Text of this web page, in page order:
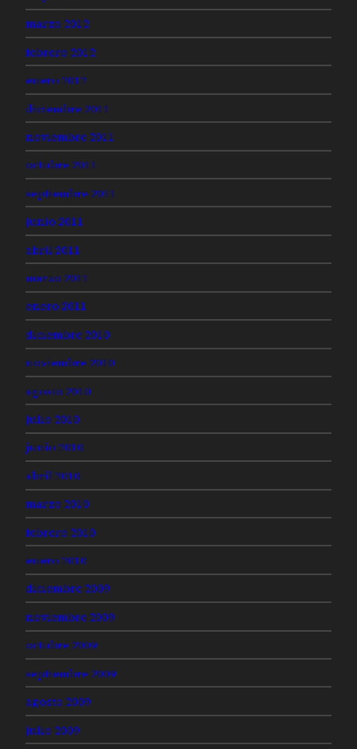
marzo 2012
febrero 2012
enero 2012
diciembre 2011
noviembre 2011
octubre 2011
septiembre 2011
junio 2011
abril 2011
marzo 2011
enero 2011
diciembre 2010
noviembre 2010
agosto 2010
julio 2010
junio 2010
abril 2010
marzo 2010
febrero 2010
enero 2010
diciembre 2009
noviembre 2009
octubre 2009
septiembre 2009
agosto 2009
julio 2009